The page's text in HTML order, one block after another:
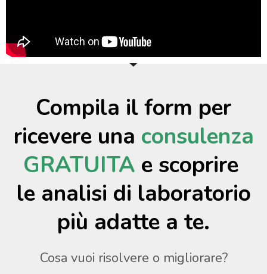
Compila il form per
ricevere una consulenza
GRATUITA e scoprire
le analisi di laboratorio
più adatte a te.
Cosa vuoi risolvere o migliorare?